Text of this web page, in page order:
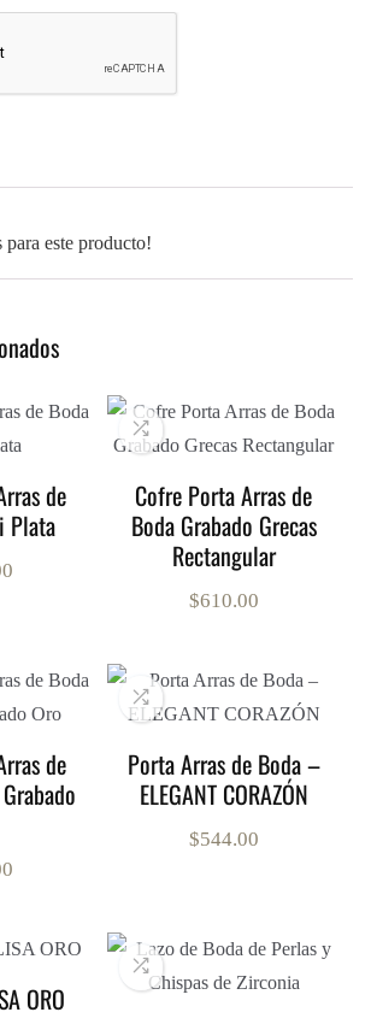
para este producto!
de
Plata
Cofre Porta Arras de
Boda Grabado Grecas
Rectangular
$610.00
de
Porta Arras de Boda –
ELEGANT CORAZÓN
$544.00
ORO